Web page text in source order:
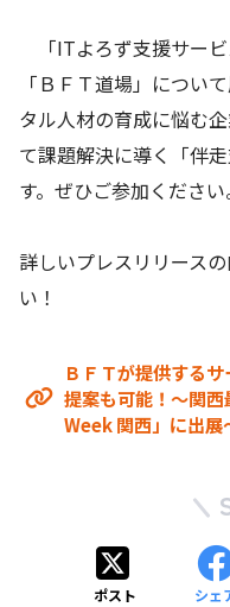
「ITよろず支援サービ
「ＢＦＴ道場」につい
タル人材の育成に悩む
て課題解決に導く「伴
す。ぜひご参加ください
詳しいプレスリリース
い！
ＢＦＴが提供する
提案も可能！～関
Week 関西」に出展
ポスト シェ